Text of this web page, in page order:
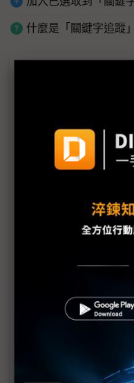
什麼是「關鍵字追蹤」
僑威聚焦充電領域
COMPUTEX
ZOTAC CUP
COMPUTEX新創圓
宜鼎推工業級DDR4